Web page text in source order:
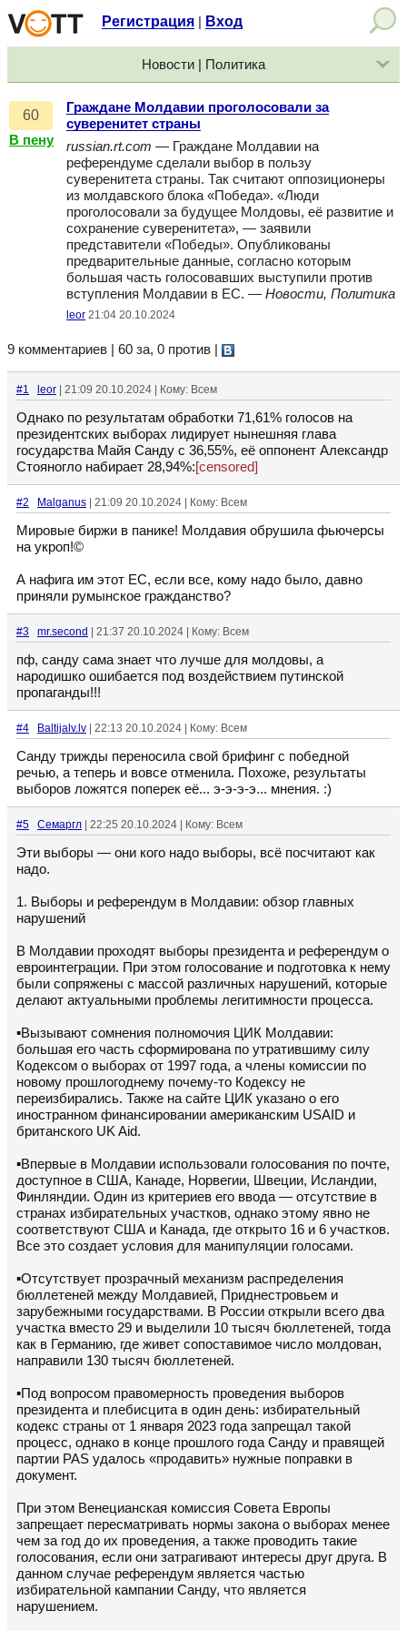
Регистрация Вход
Новости | Политика
60
В пену
Граждане Молдавии проголосовали за
суверенитет страны
russian.rt.com — Граждане Молдавии на
референдуме сделали выбор в пользу
суверенитета страны. Так считают оппозиционеры
из молдавского блока «Победа». «Люди
проголосовали за будущее Молдовы, её развитие и
сохранение суверенитета», — заявили
представители «Победы». Опубликованы
предварительные данные, согласно которым
большая часть голосовавших выступили против
вступления Молдавии в ЕС. — Новости, Политика
leor 21:04 20.10.2024
9 комментариев | 60 за, 0 против
#1 leor | 21:09 20.10.2024 | Кому: Всем
Однако по результатам обработки 71,61% голосов на
президентских выборах лидирует нынешняя глава
государства Майя Санду с 36,55%, её оппонент Александр
Стояногло набирает 28,94%:[censored]
#2 Malganus | 21:09 20.10.2024 | Кому: Всем
Мировые биржи в панике! Молдавия обрушила фьючерсы
на укроп!©
А нафига им этот ЕС, если все, кому надо было, давно
приняли румынское гражданство?
#3 mr.second | 21:37 20.10.2024 | Кому: Всем
пф, санду сама знает что лучше для молдовы, а
народишко ошибается под воздействием путинской
пропаганды!!!
#4 Baltijalv.lv | 22:13 20.10.2024 | Кому: Всем
Санду трижды переносила свой брифинг с победной
речью, а теперь и вовсе отменила. Похоже, результаты
выборов ложятся поперек её... э-э-э-э... мнения. :)
#5 Семаргл | 22:25 20.10.2024 | Кому: Всем
Эти выборы — они кого надо выборы, всё посчитают как
надо.
1. Выборы и референдум в Молдавии: обзор главных
нарушений
В Молдавии проходят выборы президента и референдум о
евроинтеграции. При этом голосование и подготовка к нему
были сопряжены с массой различных нарушений, которые
делают актуальными проблемы легитимности процесса.
▪️Вызывают сомнения полномочия ЦИК Молдавии:
большая его часть сформирована по утратившиму силу
Кодексом о выборах от 1997 года, а члены комиссии по
новому прошлогоднему почему-то Кодексу не
переизбирались. Также на сайте ЦИК указано о его
иностранном финансировании американским USAID и
британского UK Aid.
▪️Впервые в Молдавии использовали голосования по почте,
доступное в США, Канаде, Норвегии, Швеции, Исландии,
Финляндии. Один из критериев его ввода — отсутствие в
странах избирательных участков, однако этому явно не
соответствуют США и Канада, где открыто 16 и 6 участков.
Все это создает условия для манипуляции голосами.
▪️Отсутствует прозрачный механизм распределения
бюллетеней между Молдавией, Приднестровьем и
зарубежными государствами. В России открыли всего два
участка вместо 29 и выделили 10 тысяч бюллетеней, тогда
как в Германию, где живет сопоставимое число молдован,
направили 130 тысяч бюллетеней.
▪️Под вопросом правомерность проведения выборов
президента и плебисцита в один день: избирательный
кодекс страны от 1 января 2023 года запрещал такой
процесс, однако в конце прошлого года Санду и правящей
партии PAS удалось «продавить» нужные поправки в
документ.
При этом Венецианская комиссия Совета Европы
запрещает пересматривать нормы закона о выборах менее
чем за год до их проведения, а также проводить такие
голосования, если они затрагивают интересы друг друга. В
данном случае референдум является частью
избирательной кампании Санду, что является
нарушением.